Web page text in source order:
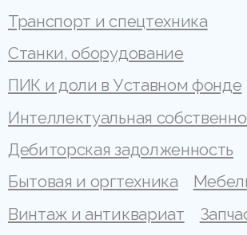
Транспорт и спецтехника
Станки, оборудование
ПИК и доли в Уставном фонде
Интеллектуальная
Дебиторская задолженность
Бытовая и оргтехника
Винтаж и антиквариат